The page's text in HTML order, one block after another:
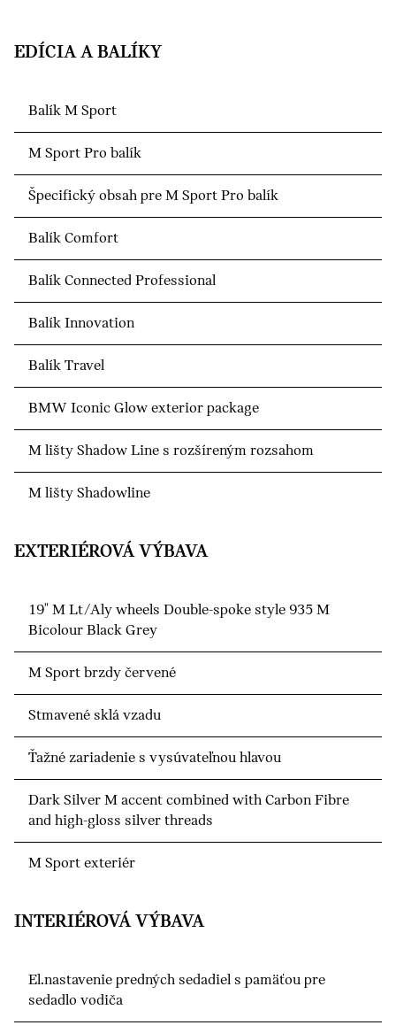
EDÍCIA A BALÍKY
Balík M Sport
M Sport Pro balík
Špecifický obsah pre M Sport Pro balík
Balík Comfort
Balík Connected Professional
Balík Innovation
Balík Travel
BMW Iconic Glow exterior package
M lišty Shadow Line s rozšíreným rozsahom
M lišty Shadowline
EXTERIÉROVÁ VÝBAVA
19" M Lt/Aly wheels Double-spoke style 935 M
Bicolour Black Grey
M Sport brzdy červené
Stmavené sklá vzadu
Ťažné zariadenie s vysúvateľnou hlavou
Dark Silver M accent combined with Carbon Fibre
and high-gloss silver threads
M Sport exteriér
INTERIÉROVÁ VÝBAVA
El.nastavenie predných sedadiel s pamäťou pre
sedadlo vodiča